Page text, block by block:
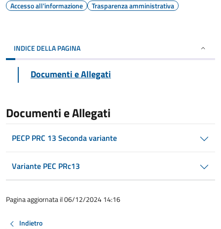
Accesso all'informazione Trasparenza amministrativa
INDICE DELLA PAGINA
Documenti e Allegati
Documenti e Allegati
PECP PRC 13 Seconda variante
Variante PEC PRc13
Pagina aggiornata il 06/12/2024 14:16
Indietro